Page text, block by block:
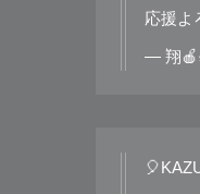
応援よ
— 翔